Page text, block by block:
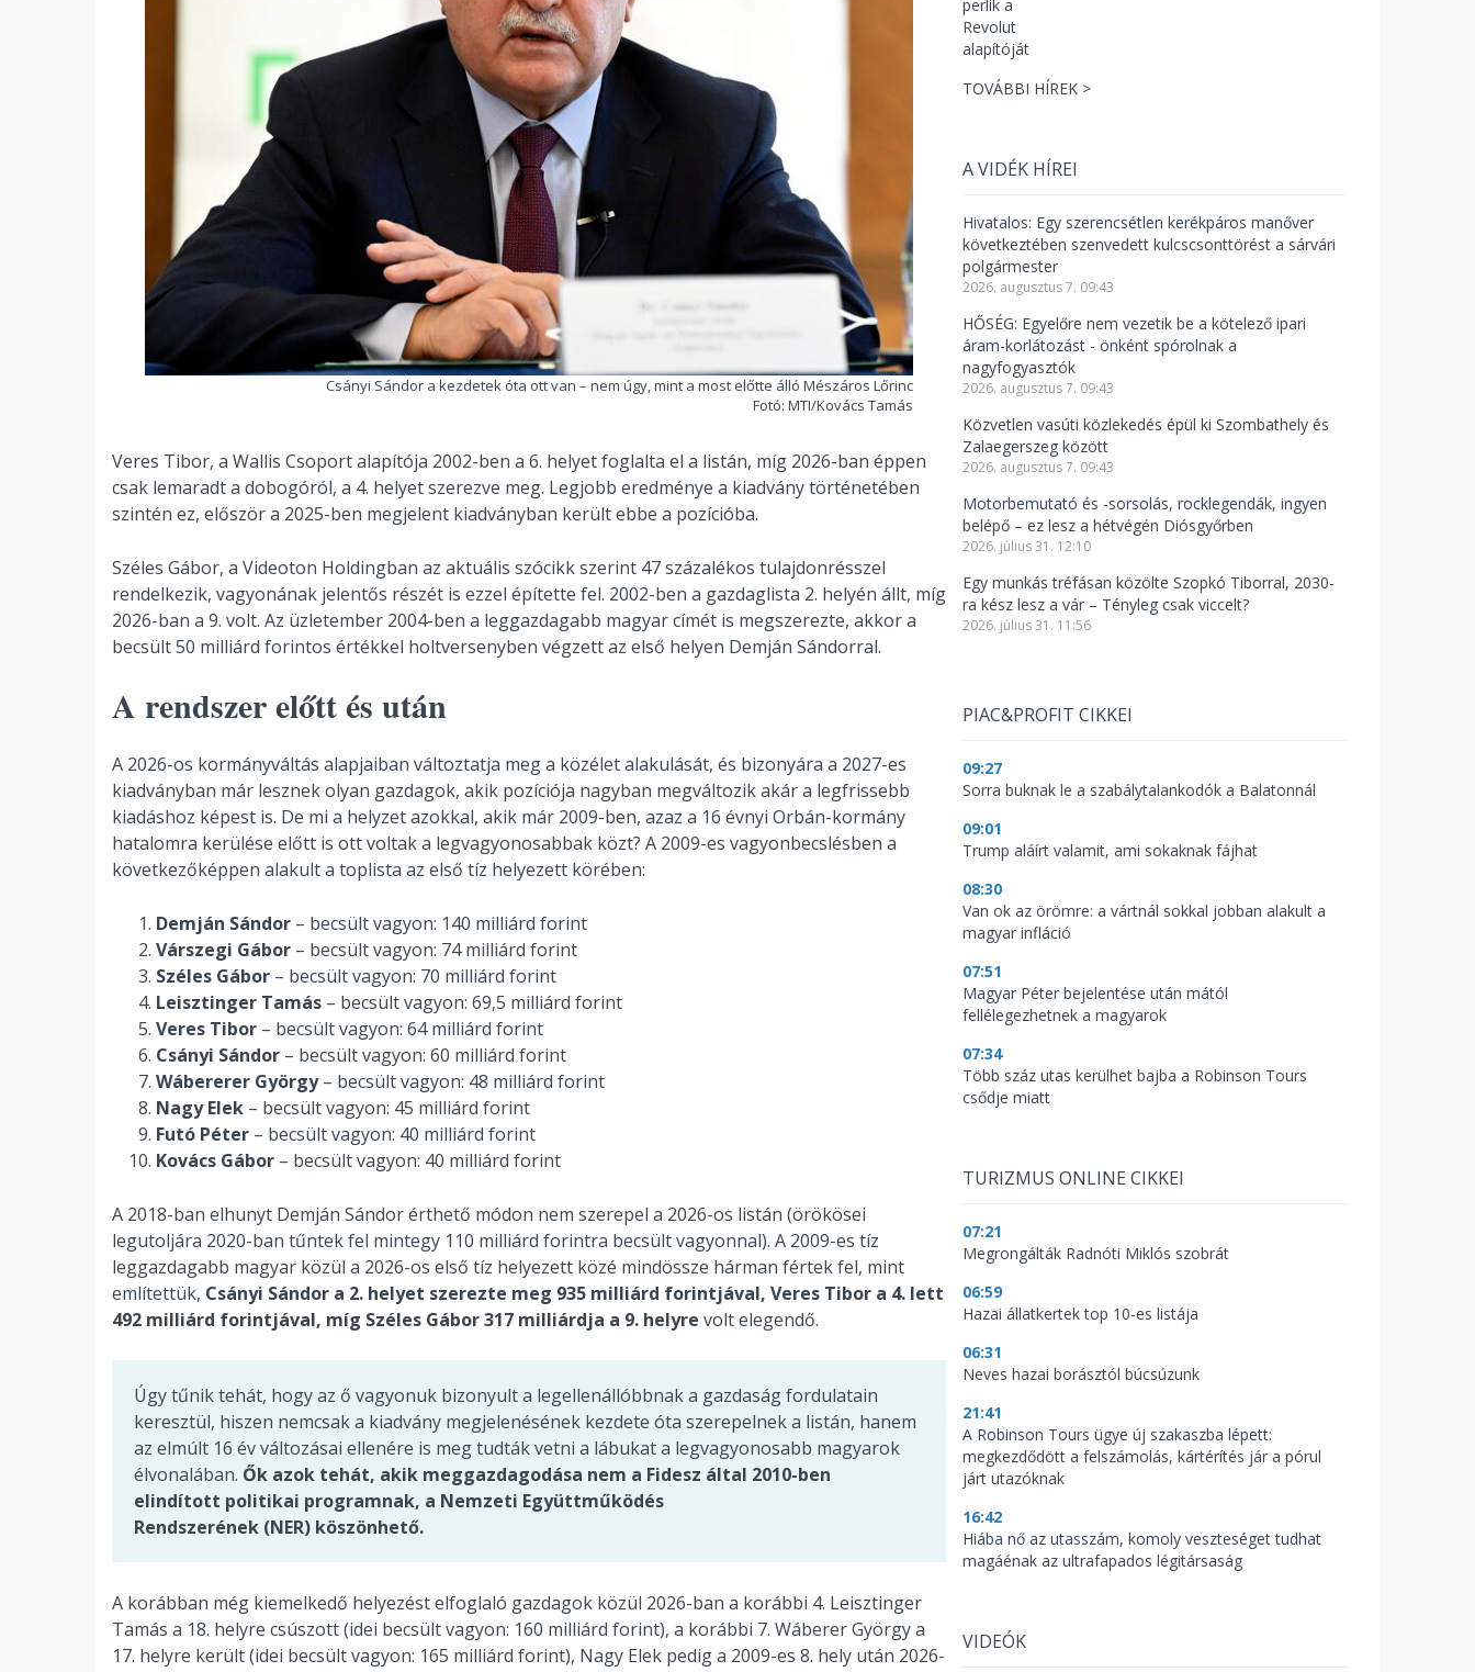
Csányi Sándor a kezdetek óta ott van – nem úgy, mint a most előtte álló Mészáros Lőrinc
Fotó: MTI/Kovács Tamás
Veres Tibor, a Wallis Csoport alapítója 2002-ben a 6. helyet foglalta el a listán, míg 2026-ban éppen
csak lemaradt a dobogóról, a 4. helyet szerezve meg. Legjobb eredménye a kiadvány történetében
szintén ez, először a 2025-ben megjelent kiadványban került ebbe a pozícióba.
Széles Gábor, a Videoton Holdingban az aktuális szócikk szerint 47 százalékos tulajdonrésszel
rendelkezik, vagyonának jelentős részét is ezzel építette fel. 2002-ben a gazdaglista 2. helyén állt, míg
2026-ban a 9. volt. Az üzletember 2004-ben a leggazdagabb magyar címét is megszerezte, akkor a
becsült 50 milliárd forintos értékkel holtversenyben végzett az első helyen Demján Sándorral.
A rendszer előtt és után
A 2026-os kormányváltás alapjaiban változtatja meg a közélet alakulását, és bizonyára a 2027-es
kiadványban már lesznek olyan gazdagok, akik pozíciója nagyban megváltozik akár a legfrissebb
kiadáshoz képest is. De mi a helyzet azokkal, akik már 2009-ben, azaz a 16 évnyi Orbán-kormány
hatalomra kerülése előtt is ott voltak a legvagyonosabbak közt? A 2009-es vagyonbecslésben a
következőképpen alakult a toplista az első tíz helyezett körében:
Demján Sándor – becsült vagyon: 140 milliárd forint
Várszegi Gábor – becsült vagyon: 74 milliárd forint
Széles Gábor – becsült vagyon: 70 milliárd forint
Leisztinger Tamás – becsült vagyon: 69,5 milliárd forint
Veres Tibor – becsült vagyon: 64 milliárd forint
Csányi Sándor – becsült vagyon: 60 milliárd forint
Wábererer György– becsült vagyon: 48 milliárd forint
Nagy Elek – becsült vagyon: 45 milliárd forint
Futó Péter – becsült vagyon: 40 milliárd forint
Kovács Gábor – becsült vagyon: 40 milliárd forint
A 2018-ban elhunyt Demján Sándor érthető módon nem szerepel a 2026-os listán (örökösei
legutoljára 2020-ban tűntek fel mintegy 110 milliárd forintra becsült vagyonnal). A 2009-es tíz
leggazdagabb magyar közül a 2026-os első tíz helyezett közé mindössze hárman fértek fel, mint
említettük, Csányi Sándor a 2. helyet szerezte meg 935 milliárd forintjával, Veres Tibor a 4. lett
492 milliárd forintjával, míg Széles Gábor 317 milliárdja a 9. helyre volt elegendő.
Úgy tűnik tehát, hogy az ő vagyonuk bizonyult a legellenállóbbnak a gazdaság fordulatain
keresztül, hiszen nemcsak a kiadvány megjelenésének kezdete óta szerepelnek a listán, hanem
az elmúlt 16 év változásai ellenére is meg tudták vetni a lábukat a legvagyonosabb magyarok
élvonalában. Ők azok tehát, akik meggazdagodása nem a Fidesz által 2010-ben
elindított politikai programnak, a Nemzeti Együttműködés
Rendszerének (NER) köszönhető.
A korábban még kiemelkedő helyezést elfoglaló gazdagok közül 2026-ban a korábbi 4. Leisztinger
Tamás a 18. helyre csúszott (idei becsült vagyon: 160 milliárd forint), a korábbi 7. Wáberer György a
17. helyre került (idei becsült vagyon: 165 milliárd forint), Nagy Elek pedig a 2009-es 8. hely után 2026-
TOVÁBBI HÍREK >
A VIDÉK HÍREI
Hivatalos: Egy szerencsétlen kerékpáros manőver
következtében szenvedett kulcscsonttörést a sárvári
polgármester
2026. augusztus 7. 09:43
HŐSÉG: Egyelőre nem vezetik be a kötelező ipari
áram-korlátozást - önként spórolnak a
nagyfogyasztók
2026. augusztus 7. 09:43
Közvetlen vasúti közlekedés épül ki Szombathely és
Zalaegerszeg között
2026. augusztus 7. 09:43
Motorbemutató és -sorsolás, rocklegendák, ingyen
belépő – ez lesz a hétvégén Diósgyőrben
2026. július 31. 12:10
Egy munkás tréfásan közölte Szopkó Tiborral, 2030-
ra kész lesz a vár – Tényleg csak viccelt?
2026. július 31. 11:56
PIAC&PROFIT CIKKEI
09:27
Sorra buknak le a szabálytalankodók a Balatonnál
09:01
Trump aláírt valamit, ami sokaknak fájhat
08:30
Van ok az örömre: a vártnál sokkal jobban alakult a
magyar infláció
07:51
Magyar Péter bejelentése után mától
fellélegezhetnek a magyarok
07:34
Több száz utas kerülhet bajba a Robinson Tours
csődje miatt
TURIZMUS ONLINE CIKKEI
07:21
Megrongálták Radnóti Miklós szobrát
06:59
Hazai állatkertek top 10-es listája
06:31
Neves hazai borásztól búcsúzunk
21:41
A Robinson Tours ügye új szakaszba lépett:
megkezdődött a felszámolás, kártérítés jár a pórul
járt utazóknak
16:42
Hiába nő az utasszám, komoly veszteséget tudhat
magáénak az ultrafapados légitársaság
VIDEÓK